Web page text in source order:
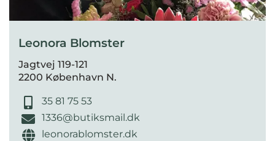
Leonora Blomster
Jagtvej 119-121
2200 København N.
35 81 75 53
1336@butiksmail.dk
leonorablomster.dk